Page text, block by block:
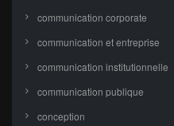
communication corporate
communication et entreprise
communication institutionnelle
communication publique
conception